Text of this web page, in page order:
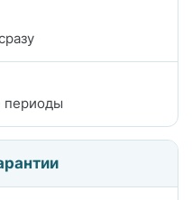
периоды